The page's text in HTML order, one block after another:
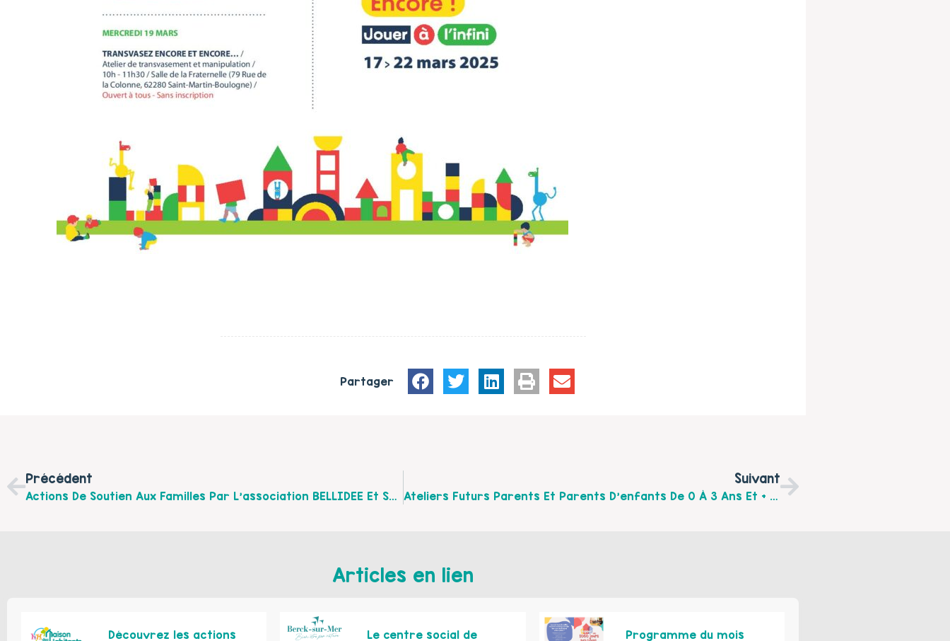
Partager
Précédent
Actions De Soutien Aux Familles Par L’association BELLIDEE Et Ses Maisons De Quartier À Saint Martin Les Boulogne !
Suivant
Ateliers Futurs Parents Et Parents D’enfants De 0 À 3 Ans Et + Avec L’AADCMO De Boulogne Sur Mer.
Articles en lien
Découvrez les actions
Le centre social de
Programme du mois